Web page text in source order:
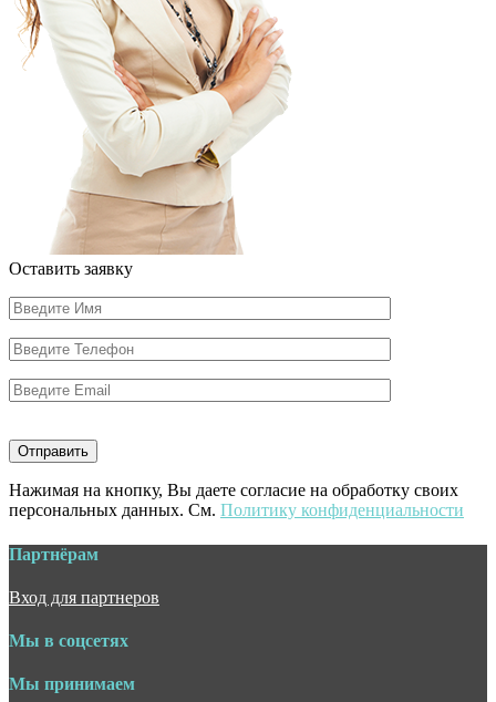
Оставить заявку
Нажимая на кнопку, Вы даете согласие на обработку своих
персональных данных. См. Политику конфиденциальности
Партнёрам
Вход для партнеров
Мы в соцсетях
Мы принимаем